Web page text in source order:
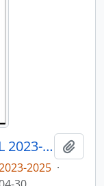
ACTAS ASAMBLEA NACIONAL 2023-2025
2025 ·